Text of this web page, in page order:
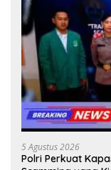
5 Agustus 2026
Polri Perkuat